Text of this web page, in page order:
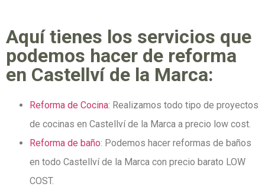
Aquí tienes los servicios que
podemos hacer de reforma
en Castellví de la Marca:
Reforma de Cocina: Realizamos todo tipo de proyectos
de cocinas en Castellví de la Marca a precio low cost.
Reforma de baño: Podemos hacer reformas de baños
en todo Castellví de la Marca con precio barato LOW
COST.